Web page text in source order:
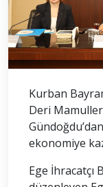
Kurban
Deri
ekonomiye
Ege İhracatçı